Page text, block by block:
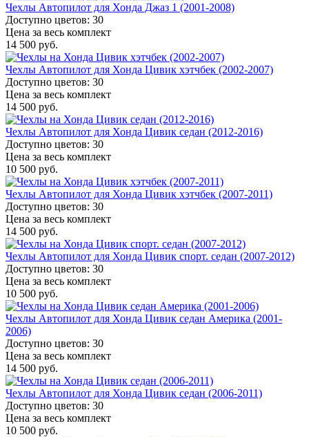
Чехлы Автопилот для Хонда Джаз 1 (2001-2008)
Доступно цветов: 30
Цена за весь комплект
14 500 руб.
Чехлы Автопилот для Хонда Цивик хэтчбек (2002-2007)
Доступно цветов: 30
Цена за весь комплект
14 500 руб.
Чехлы Автопилот для Хонда Цивик седан (2012-2016)
Доступно цветов: 30
Цена за весь комплект
10 500 руб.
Чехлы Автопилот для Хонда Цивик хэтчбек (2007-2011)
Доступно цветов: 30
Цена за весь комплект
14 500 руб.
Чехлы Автопилот для Хонда Цивик спорт. седан (2007-2012)
Доступно цветов: 30
Цена за весь комплект
10 500 руб.
Чехлы Автопилот для Хонда Цивик седан Америка (2001-
2006)
Доступно цветов: 30
Цена за весь комплект
14 500 руб.
Чехлы Автопилот для Хонда Цивик седан (2006-2011)
Доступно цветов: 30
Цена за весь комплект
10 500 руб.